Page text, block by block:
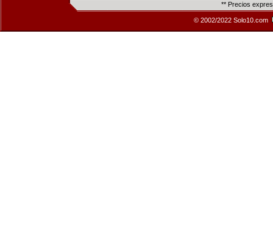
** Precios
© 2002/2022 Solo10.com